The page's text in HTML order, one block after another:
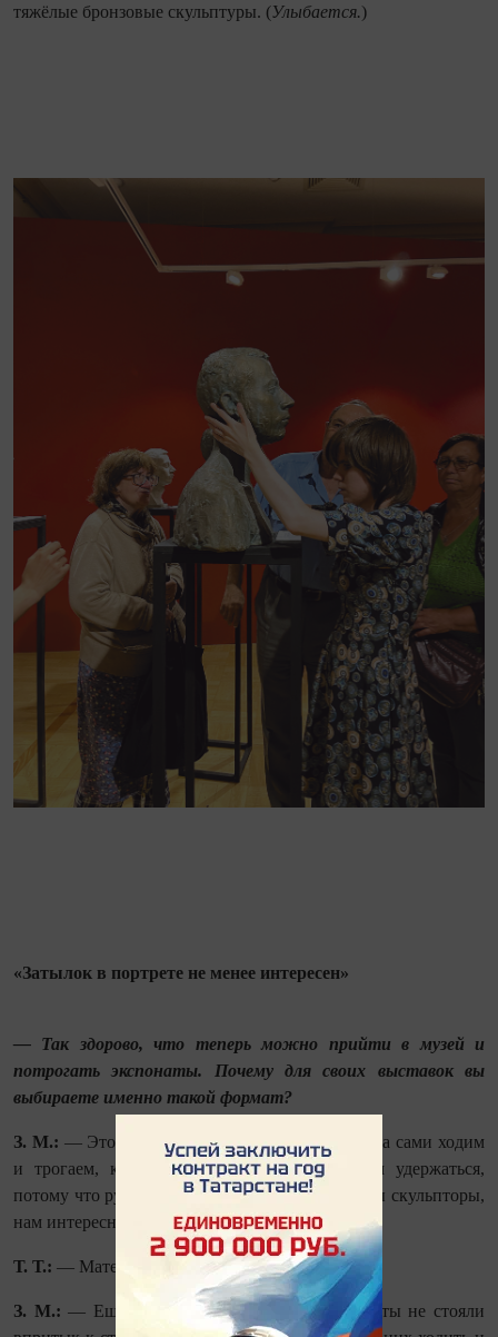
тяжёлые бронзовые скульптуры. (Улыбается.)
«Затылок в портрете не менее интересен»
— Так здорово, что теперь можно прийти в музей и
потрогать экспонаты. Почему для своих выставок вы
выбираете именно такой формат?
З. М.: — Это классно! На самом деле, мы всегда сами ходим
и трогаем, когда никто не видит, не можем удержаться,
потому что рука сама тянется. Тем более что мы скульпторы,
нам интересно ощутить фактуру.
Т. Т.: — Материал почувствовать.
З. М.:— Ещё была такая идея — чтобы работы не стояли